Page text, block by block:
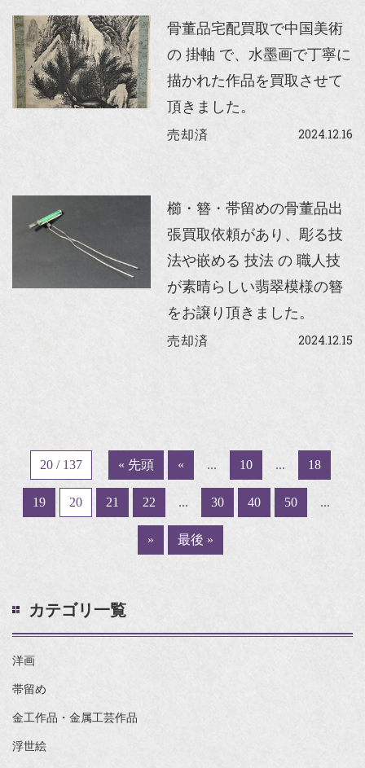
骨董品宅配買取で中国美術
の 掛軸 で、水墨画で丁寧に
描かれた作品を買取させて
頂きました。
売却済 2024.12.16
櫛・簪・帯留めの骨董品出
張買取依頼があり、彫る技
法や嵌める 技法 の 職人技
が素晴らしい翡翠模様の簪
をお譲り頂きました。
売却済 2024.12.15
20 / 137 « 先頭 « ... 10 ... 18
19 20 21 22 ... 30 40 50 ...
» 最後 »
カテゴリ一覧
洋画
帯留め
金工作品・金属工芸作品
浮世絵